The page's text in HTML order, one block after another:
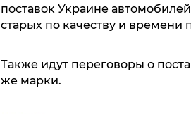
поставок Украине
старых по качеству и времени
Также идут переговоры о
же марки.